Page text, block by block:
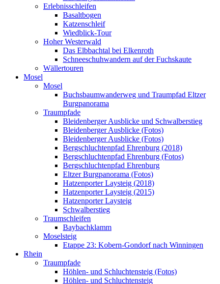
Erlebnisschleifen
Basaltbogen
Katzenschleif
Wiedblick-Tour
Hoher Westerwald
Das Elbbachtal bei Elkenroth
Schneeschuhwandern auf der Fuchskaute
Wällertouren
Mosel
Mosel
Buchsbaumwanderweg und Traumpfad Eltzer
Burgpanorama
Traumpfade
Bleidenberger Ausblicke und Schwalberstieg
Bleidenberger Ausblicke (Fotos)
Bleidenberger Ausblicke (Fotos)
Bergschluchtenpfad Ehrenburg (2018)
Bergschluchtenpfad Ehrenburg (Fotos)
Bergschluchtenpfad Ehrenburg
Eltzer Burgpanorama (Fotos)
Hatzenporter Laysteig (2018)
Hatzenporter Laysteig (2015)
Hatzenporter Laysteig
Schwalberstieg
Traumschleifen
Baybachklamm
Moselsteig
Etappe 23: Kobern-Gondorf nach Winningen
Rhein
Traumpfade
Höhlen- und Schluchtensteig (Fotos)
Höhlen- und Schluchtensteig